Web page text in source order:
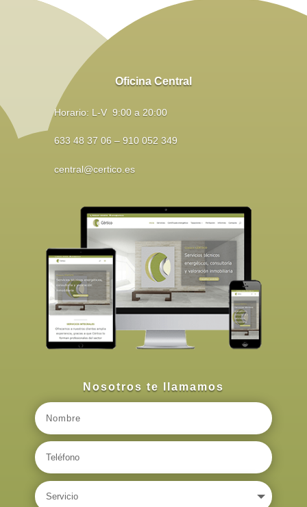
Oficina Central
Horario: L-V 9:00 a 20:00
633 48 37 06 – 910 052 349
central@certico.es
Nosotros te llamamos